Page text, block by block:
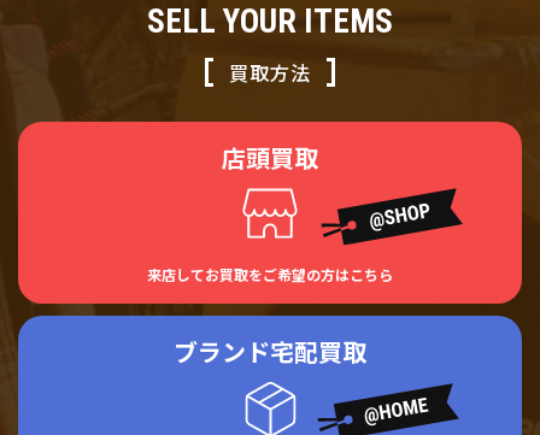
SELL YOUR ITEMS
買取方法
店頭買取
来店してお買取をご希望の方はこちら
ブランド宅配買取